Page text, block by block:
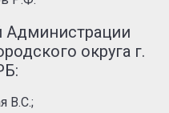
Администрации
округа г.
В.С.;